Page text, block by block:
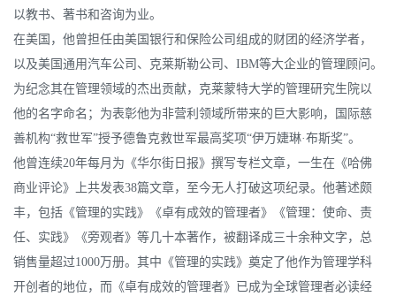
以教书、著书和咨询为业。
在美国，他曾担任由美国银行和保险公司组成的财团的经济学者，
以及美国通用汽车公司、克莱斯勒公司、IBM等大企业的管理顾问。
为纪念其在管理领域的杰出贡献，克莱蒙特大学的管理研究生院以
他的名字命名；为表彰他为非营利领域所带来的巨大影响，国际慈
善机构“救世军”授予德鲁克救世军最高奖项“伊万婕琳·布斯奖”。
他曾连续20年每月为《华尔街日报》撰写专栏文章，一生在《哈佛
商业评论》上共发表38篇文章，至今无人打破这项纪录。他著述颇
丰，包括《管理的实践》《卓有成效的管理者》《管理：使命、责
任、实践》《旁观者》等几十本著作，被翻译成三十余种文字，总
销售量超过1000万册。其中《管理的实践》奠定了他作为管理学科
开创者的地位，而《卓有成效的管理者》已成为全球管理者必读经